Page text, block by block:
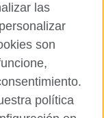
las
son
política